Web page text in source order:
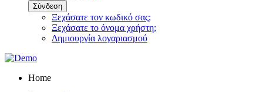
Σύνδεση
Ξεχάσατε τον κωδικό σας;
Ξεχάσατε το όνομα χρήστη;
Δημιουργία λογαριασμού
Home